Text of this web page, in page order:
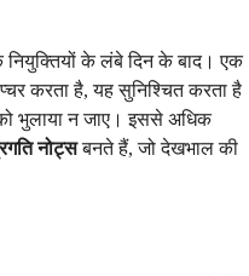
के लंबे दिन के बाद। एक
करता है, यह सुनिश्चित करता है
को भुलाया न जाए। इससे अधिक
नोट्सबनते हैं, जो देखभाल की